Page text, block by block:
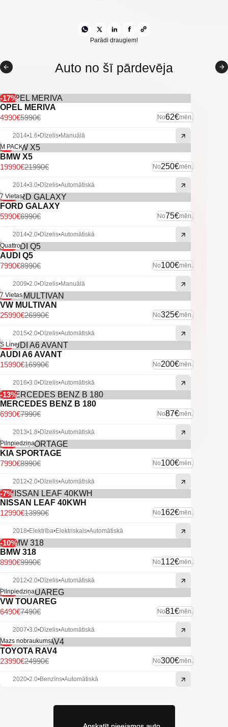
-U. C ekstras.
Parādi draugiem!
Auto no šī pārdevēja
-17%
OPEL MERIVA
No62€mēn.
5990€
4990€
2014•1.6•Dīzelis•Manuālā
-9%
M PACK
BMW X5
No250€mēn.
21990€
19990€
2014•3.0•Dīzelis•Automātiskā
-14%
7 Vietas
FORD GALAXY
No75€mēn.
6990€
5990€
2014•2.0•Dīzelis•Automātiskā
-11%
Quattro
AUDI Q5
No100€mēn.
8990€
7990€
2009•2.0•Dīzelis•Manuālā
-4%
7 Vietas
VW MULTIVAN
No325€mēn.
26990€
25990€
2015•2.0•Dīzelis•Automātiskā
-6%
S Line
AUDI A6 AVANT
No200€mēn.
16990€
15990€
2016•3.0•Dīzelis•Automātiskā
-13%
MERCEDES BENZ B 180
No87€mēn.
7990€
6990€
2013•1.8•Dīzelis•Automātiskā
-11%
Pilnpiedziņa
KIA SPORTAGE
No100€mēn.
8990€
7990€
2012•2.0•Dīzelis•Automātiskā
-7%
NISSAN LEAF 40KWH
No162€mēn.
13990€
12990€
2018•Elektrība•Elektriskais•Automātiskā
-10%
BMW 318
No112€mēn.
9990€
8990€
2012•2.0•Dīzelis•Automātiskā
-13%
Pilnpiedziņa
VW TOUAREG
No81€mēn.
7490€
6490€
2007•3.0•Dīzelis•Automātiskā
-4%
Mazs nobraukums
TOYOTA RAV4
No300€mēn.
24990€
23990€
2020•2.0•Benzīns•Automātiskā